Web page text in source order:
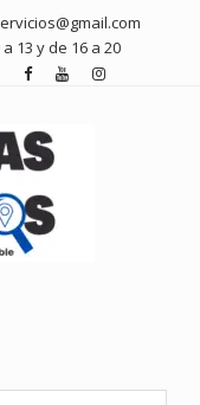
13 y de 16 a 20